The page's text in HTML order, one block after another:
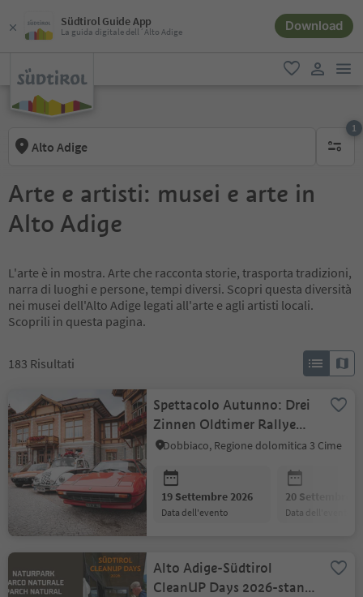
Südtirol Guide App
La guida digitale dell´Alto Adige Download
favoriti
Alto Adige
1
1 filtro
Arte e artisti: musei e arte in
Alto Adige
L'arte è in mostra. Arte che racconta storie, trasporta tradizioni,
narra di luoghi e persone, tempi diversi. Scopri questa diversità
nei musei dell'Alto Adige legati all'arte e agli artisti locali.
Scoprili in questa pagina.
183 Risultati
Spettacolo Autunno: Drei
Zinnen Oldtimer Rallye
7,0Dobbiaco, Regione dolomitica 3 Cime
19 Settembre 2026
data dell'evento
20 Settembre
data dell'evento
Alto Adige-Südtirol
CleanUP Days 2026-stand